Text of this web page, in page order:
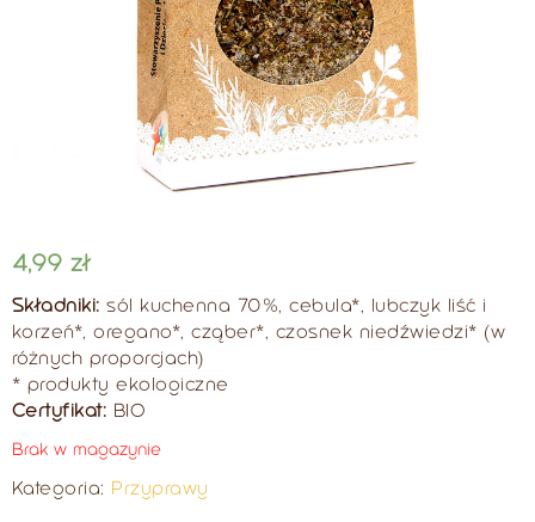
4,99 zł
Składniki: sól kuchenna 70%, cebula*, lubczyk liść i
korzeń*, oregano*, cząber*, czosnek niedźwiedzi* (w
różnych proporcjach)
* produkty ekologiczne
Certyfikat: BIO
Brak w magazynie
Kategoria: Przyprawy